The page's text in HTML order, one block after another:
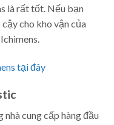
là rất tốt. Nếu bạn
cho kho vận của
tại đây
cung cấp hàng đầu